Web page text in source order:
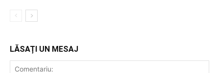
LĂSAȚI UN MESAJ